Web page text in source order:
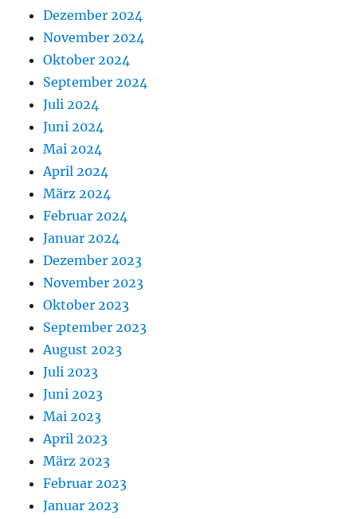
Dezember 2024
November 2024
Oktober 2024
September 2024
Juli 2024
Juni 2024
Mai 2024
April 2024
März 2024
Februar 2024
Januar 2024
Dezember 2023
November 2023
Oktober 2023
September 2023
August 2023
Juli 2023
Juni 2023
Mai 2023
April 2023
März 2023
Februar 2023
Januar 2023